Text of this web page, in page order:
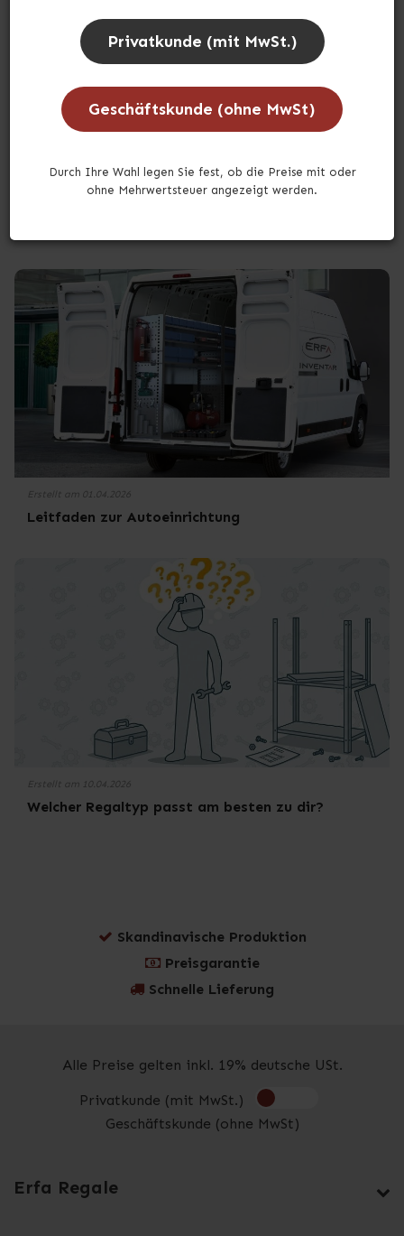
Privatkunde (mit MwSt.)
Geschäftskunde (ohne MwSt)
Durch Ihre Wahl legen Sie fest, ob die Preise mit oder
ohne Mehrwertsteuer angezeigt werden.
Erstellt am 01.04.2026
Leitfaden zur Autoeinrichtung
Erstellt am 10.04.2026
Welcher Regaltyp passt am besten zu dir?
Skandinavische Produktion
Preisgarantie
Schnelle Lieferung
Alle Preise gelten inkl. 19% deutsche USt.
Privatkunde (mit MwSt.)
Geschäftskunde (ohne MwSt)
Erfa Regale